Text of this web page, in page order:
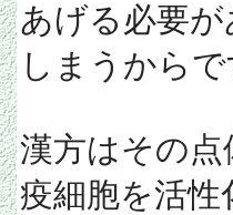
あげる必要
しまうからで
漢方はその
疫細胞を活